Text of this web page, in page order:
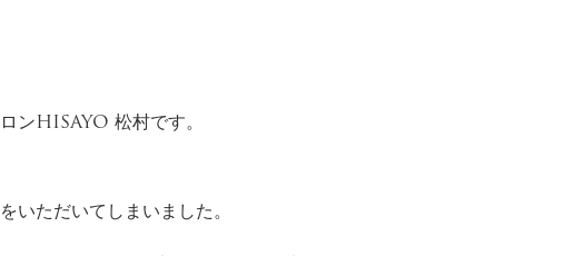
HISAYO 松村です。
いただいてしまいました。